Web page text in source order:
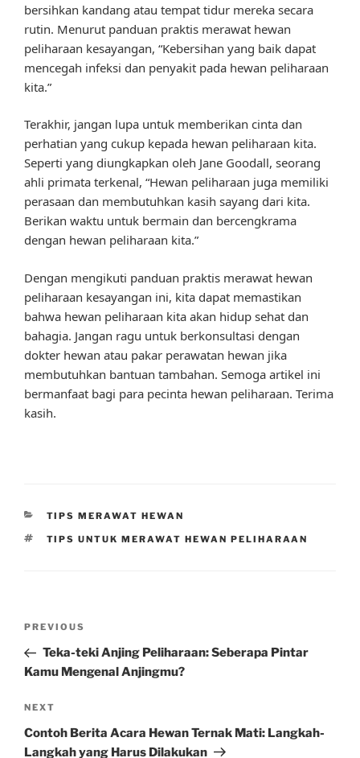
bersihkan kandang atau tempat tidur mereka secara
rutin. Menurut panduan praktis merawat hewan
peliharaan kesayangan, “Kebersihan yang baik dapat
mencegah infeksi dan penyakit pada hewan peliharaan
kita.”
Terakhir, jangan lupa untuk memberikan cinta dan
perhatian yang cukup kepada hewan peliharaan kita.
Seperti yang diungkapkan oleh Jane Goodall, seorang
ahli primata terkenal, “Hewan peliharaan juga memiliki
perasaan dan membutuhkan kasih sayang dari kita.
Berikan waktu untuk bermain dan bercengkrama
dengan hewan peliharaan kita.”
Dengan mengikuti panduan praktis merawat hewan
peliharaan kesayangan ini, kita dapat memastikan
bahwa hewan peliharaan kita akan hidup sehat dan
bahagia. Jangan ragu untuk berkonsultasi dengan
dokter hewan atau pakar perawatan hewan jika
membutuhkan bantuan tambahan. Semoga artikel ini
bermanfaat bagi para pecinta hewan peliharaan. Terima
kasih.
CATEGORIES
TIPS MERAWAT HEWAN
TAGS
TIPS UNTUK MERAWAT HEWAN PELIHARAAN
Previous
Post
PREVIOUS
Teka-teki Anjing Peliharaan: Seberapa Pintar
Kamu Mengenal Anjingmu?
Next
Post
NEXT
Contoh Berita Acara Hewan Ternak Mati: Langkah-
Langkah yang Harus Dilakukan